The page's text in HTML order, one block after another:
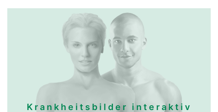
Krankheitsbilder interaktiv